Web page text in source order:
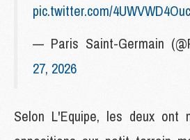
pic.twitter.com/4UWVWD4Ouc
— Paris Saint-Germain
27, 2026
Selon L'Equipe, les deux ont